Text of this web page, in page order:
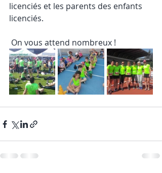
licenciés et les parents des enfants
licenciés.
On vous attend nombreux !